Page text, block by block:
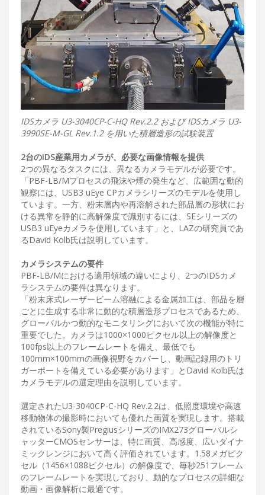
IDSカメラ U3-3040CP-C-HQ Rev.2.2 および IDSカメラ U3-
3990SE-M-GL Rev.1.2 を用いた積層造形の試験装置
2台のIDS産業用カメラが、必要な画像情報を提供
2つの異なるタスクには、異なるカメラモデルが必要です。
「PBF-LB/Mプロセスの飛沫や煙の発生など、広範囲な動的
観察には、USB3 uEye CPカメラシリーズのモデルを使用し
ています。一方、粉末層内や再溶解された部品層の形状にお
ける異常を静的に高解像度で識別するには、SEシリーズの
USB3 uEyeカメラを使用しています」と、LAZの研究員であ
るDavid Kolb氏は説明しています。
カメラシステムの要件
PBF-LB/Mにおける適用領域の違いにより、2つのIDSカメ
ラシステムの要件は異なります。
「粉末床式レーザービーム溶融による金属加工は、部品を層
ごとに生成する非常に動的な積層造形プロセスであるため、
グローバルかつ動的なモニタリングにおいて次の機能が特に
重要でした。カメラは1000×1000ピクセル以上の解像度と
100fps以上のフレームレートを備え、最低でも
100mm×100mmの画像視野をカバーし、動画記録用のトリ
ガーポートを備えている必要があります」とDavid Kolb氏は
カメラモデルの選定理由を説明しています。
選定されたU3-3040CP-C-HQ Rev.2.2は、低照度環境や高速
移動物体の撮影時においても優れた画質を実現します。搭載
されているSony製PregiusシリーズのIMX273グローバルシ
ャッターCMOSセンサーは、特に画質、高感度、広いダイナ
ミックレンジにおいて高く評価されています。1.58メガピク
セル（1456×1088ピクセル）の解像度で、毎秒251フレーム
のフレームレートを実現しており、動的なプロセスの詳細な
動画・画像解析に最適です。